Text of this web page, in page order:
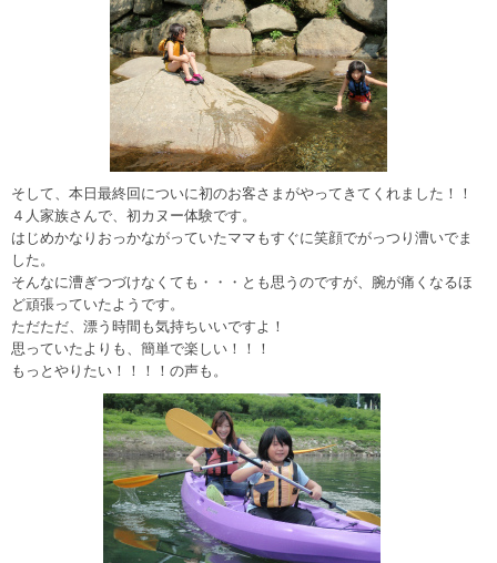
そして、本日最終回についに初のお客さまがやってきてくれました！！
４人家族さんで、初カヌー体験です。
はじめかなりおっかながっていたママもすぐに笑顔でがっつり漕いでま
した。
そんなに漕ぎつづけなくても・・・とも思うのですが、腕が痛くなるほ
ど頑張っていたようです。
ただただ、漂う時間も気持ちいいですよ！
思っていたよりも、簡単で楽しい！！！
もっとやりたい！！！！の声も。